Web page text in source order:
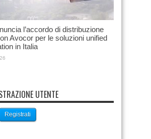
l’accordo di distribuzione
Avocor per le soluzioni unified
in Italia
UTENTE
Registrati